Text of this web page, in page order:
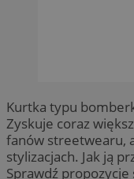
Kurtka typu
Zyskuje coraz
fanów streetwearu,
stylizacjach. Jak ją
Sprawdź propozycje